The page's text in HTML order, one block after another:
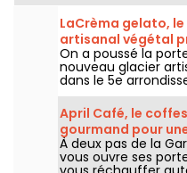
LaCrèma gelato,
artisanal végétal
Luxembourg et du
On a poussé la
nouveau glacier
dans le 5e
depuis avril 2026.
Roberta et ses
changent la
April Café, le
gourmand pour
dans le 10e
À deux pas de la
vous ouvre ses